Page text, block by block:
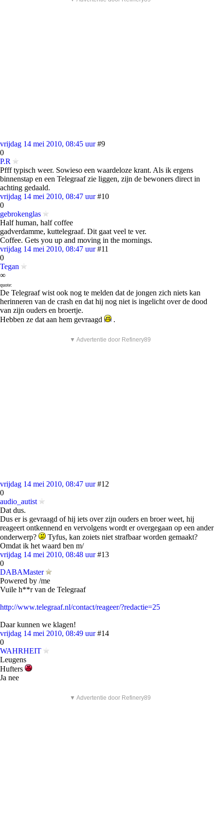
vrijdag 14 mei 2010, 08:45 uur #9
0
P.R
Pfff typisch weer. Sowieso een waardeloze krant. Als ik ergens
binnenstap en een Telegraaf zie liggen, zijn de bewoners direct in
achting gedaald.
vrijdag 14 mei 2010, 08:47 uur #10
0
gebrokenglas
Half human, half coffee
gadverdamme, kuttelegraaf. Dit gaat veel te ver.
Coffee. Gets you up and moving in the mornings.
vrijdag 14 mei 2010, 08:47 uur #11
0
Tegan
∞
quote:
De Telegraaf wist ook nog te melden dat de jongen zich niets kan
herinneren van de crash en dat hij nog niet is ingelicht over de dood
van zijn ouders en broertje.
Hebben ze dat aan hem gevraagd
.
▼ Advertentie door Refinery89
vrijdag 14 mei 2010, 08:47 uur #12
0
audio_autist
Dat dus.
Dus er is gevraagd of hij iets over zijn ouders en broer weet, hij
reageert ontkennend en vervolgens wordt er overgegaan op een ander
onderwerp?
Tyfus, kan zoiets niet strafbaar worden gemaakt?
Omdat ik het waard ben m/
vrijdag 14 mei 2010, 08:48 uur #13
0
DABAMaster
Powered by /me
Vuile h**r van de Telegraaf
http://www.telegraaf.nl/contact/reageer/?redactie=25
Daar kunnen we klagen!
vrijdag 14 mei 2010, 08:49 uur #14
0
WAHRHEIT
Leugens
Hufters
Ja nee
▼ Advertentie door Refinery89